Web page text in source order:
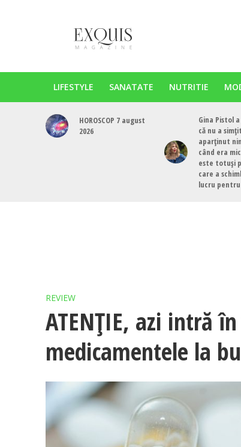
LIFESTYLE SANATATE NUTRITIE
HOROSCOP 7 august
2026
Gina Pistol
că nu a
aparținut
când era
este totuși
care a
lucru
REVIEW
ATENŢIE, azi intră
medicamentele la